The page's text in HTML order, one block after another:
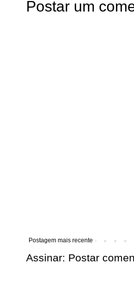
Postar um
Postagem mais recente
Assinar: Postar